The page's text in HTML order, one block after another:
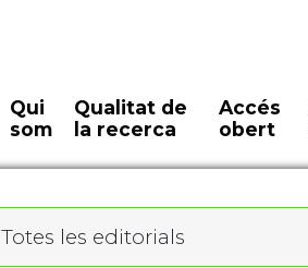
Qui
som
Qualitat de
la recerca
Accés
obert
Totes les editorials